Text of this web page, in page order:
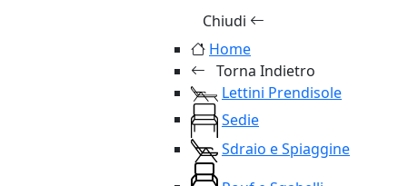
Chiudi
Home
Torna Indietro
Lettini Prendisole
Sedie
Sdraio e Spiaggine